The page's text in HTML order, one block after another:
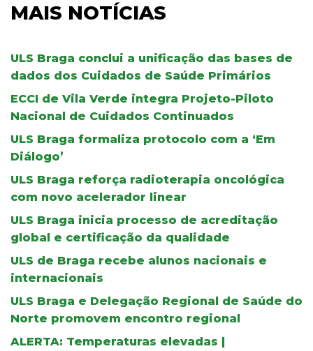
MAIS NOTÍCIAS
ULS Braga conclui a unificação das bases de
dados dos Cuidados de Saúde Primários
ECCI de Vila Verde integra Projeto-Piloto
Nacional de Cuidados Continuados
ULS Braga formaliza protocolo com a ‘Em
Diálogo’
ULS Braga reforça radioterapia oncológica
com novo acelerador linear
ULS Braga inicia processo de acreditação
global e certificação da qualidade
ULS de Braga recebe alunos nacionais e
internacionais
ULS Braga e Delegação Regional de Saúde do
Norte promovem encontro regional
ALERTA: Temperaturas elevadas |